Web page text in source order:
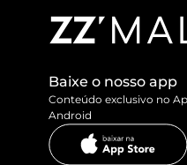
Baixe o nosso app
Conteúdo exclusivo no
Android